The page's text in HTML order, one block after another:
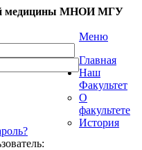
медицины МНОИ МГУ
Меню
Главная
Наш
Факультет
О
факультете
История